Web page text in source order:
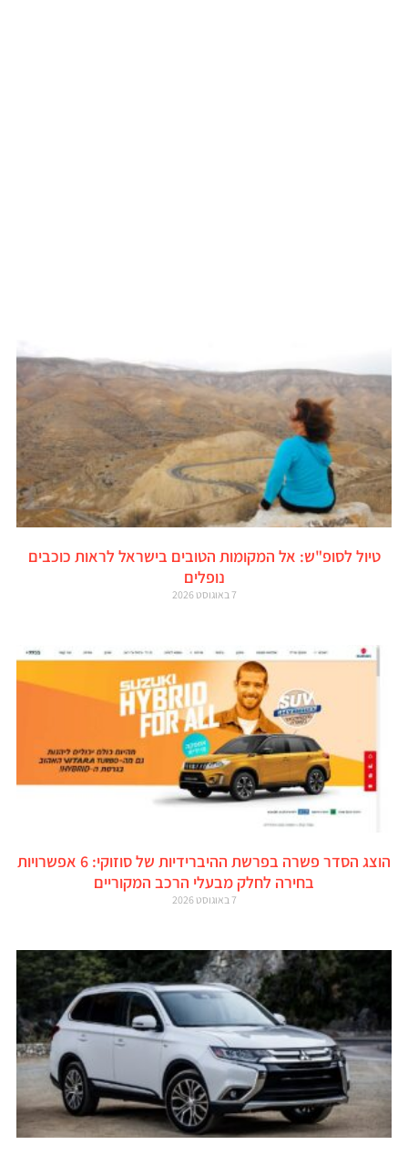
טיול לסופ"ש: אל המקומות הטובים בישראל לראות כוכבים
נופלים
7 באוגוסט 2026
הוצג הסדר פשרה בפרשת ההיברידיות של סוזוקי: 6 אפשרויות
בחירה לחלק מבעלי הרכב המקוריים
7 באוגוסט 2026